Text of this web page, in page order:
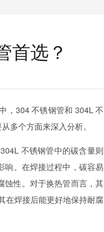
首选？
， 304 不锈钢管和 304L 不
多个方面来深入分析。
不锈钢管中的碳含量则
响。在焊接过程中，碳容易
蚀性。对于换热管而言，其
在焊接后能更好地保持耐腐